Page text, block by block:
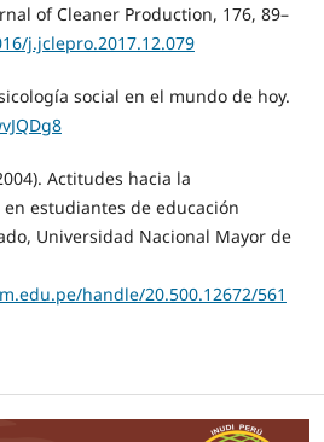
of Cleaner Production, 176, 89–
j.jclepro.2017.12.079
social en el mundo de hoy.
Actitudes hacia la
estudiantes de educación
Universidad Nacional Mayor de
handle/20.500.12672/561